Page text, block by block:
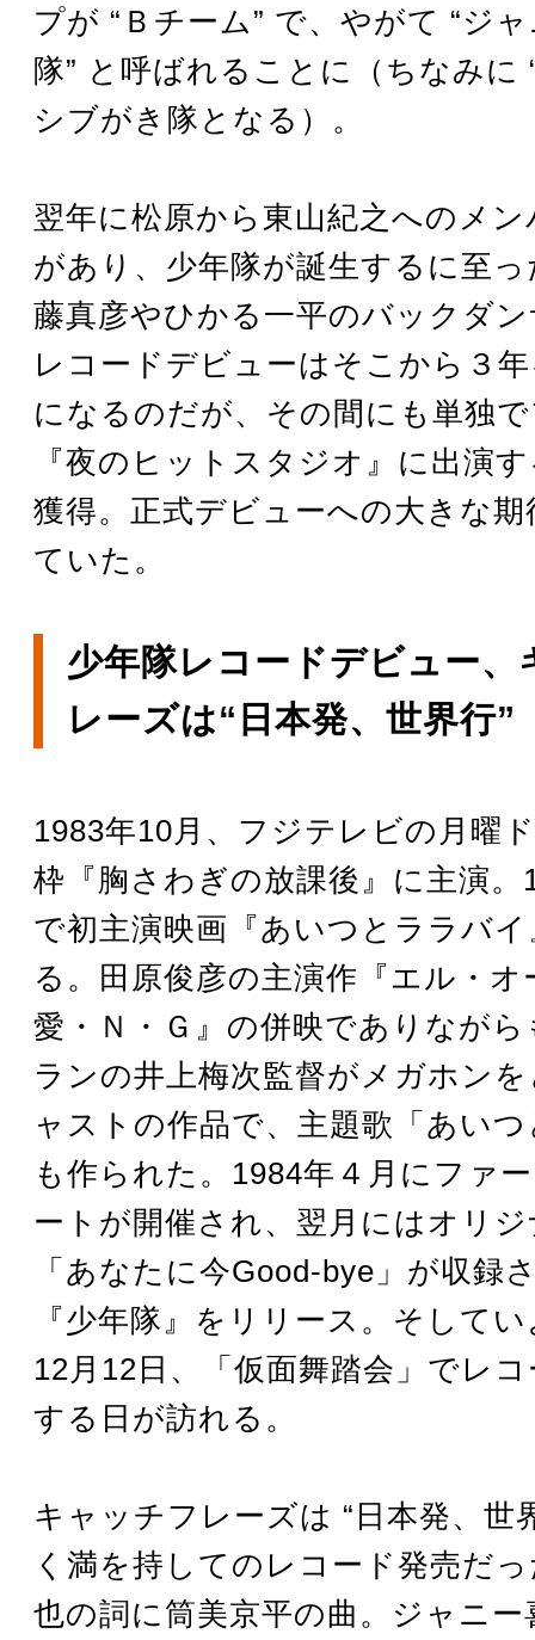
プが “Ｂチーム” で、やがて “ジ
隊” と呼ばれることに（ちなみに
シブがき隊となる）。
翌年に松原から東山紀之へのメ
があり、少年隊が誕生するに至
藤真彦やひかる一平のバックダ
レコードデビューはそこから３
になるのだが、その間にも単独
『夜のヒットスタジオ』に出演
獲得。正式デビューへの大きな
ていた。
少年隊レコードデビュー、
レーズは“日本発、世界行”
1983年10月、フジテレビの月曜
枠『胸さわぎの放課後』に主演。
で初主演映画『あいつとララバ
る。田原俊彦の主演作『エル・オ
愛・Ｎ・Ｇ』の併映でありなが
ランの井上梅次監督がメガホン
ャストの作品で、主題歌「あい
も作られた。1984年４月にファ
ートが開催され、翌月にはオリ
「あなたに今Good-bye」が収録
『少年隊』をリリース。そして
12月12日、「仮面舞踏会」でレ
する日が訪れる。
キャッチフレーズは “日本発、世
く満を持してのレコード発売だ
也の詞に筒美京平の曲。ジャニ